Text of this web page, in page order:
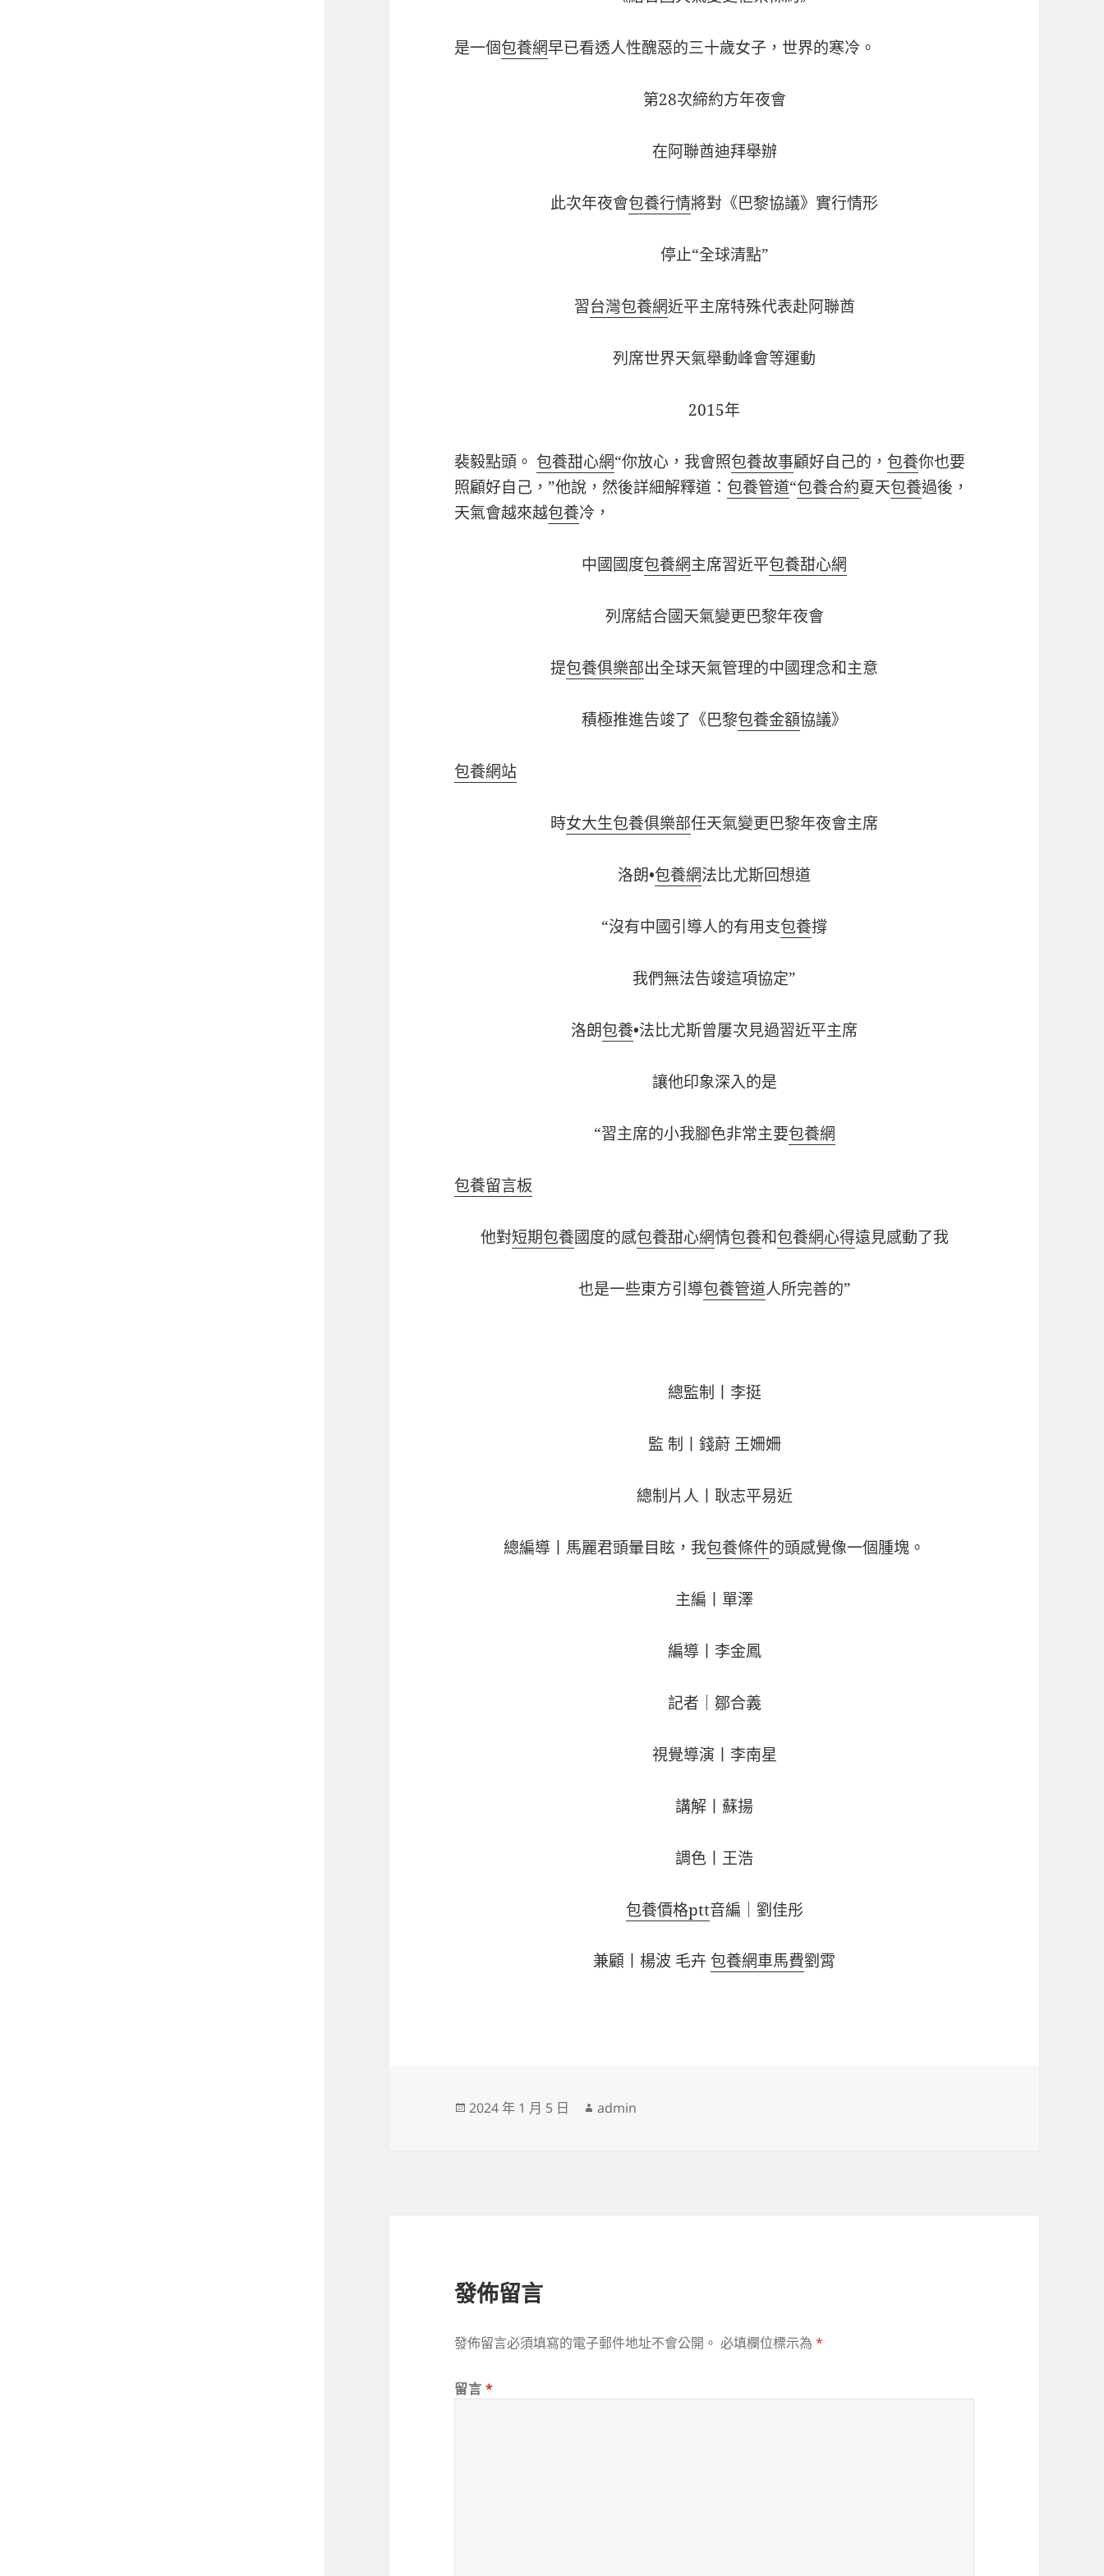
是一個包養網早已看透人性醜惡的三十歲女子，世界的寒冷。
第28次締約方年夜會
在阿聯酋迪拜舉辦
此次年夜會包養行情將對《巴黎協議》實行情形
停止“全球清點”
習台灣包養網近平主席特殊代表赴阿聯酋
列席世界天氣舉動峰會等運動
2015年
裴毅點頭。 包養甜心網“你放心，我會照包養故事顧好自己的， 包養你也要
照顧好自己，”他說，然後詳細解釋道： 包養管道“包養合約夏天包養過後，
天氣會越來越包養冷，
中國國度包養網主席習近平包養甜心網
列席結合國天氣變更巴黎年夜會
提包養俱樂部出全球天氣管理的中國理念和主意
積極推進告竣了《巴黎包養金額協議》
包養網站
時女大生包養俱樂部任天氣變更巴黎年夜會主席
洛朗•包養網法比尤斯回想道
“沒有中國引導人的有用支包養撐
我們無法告竣這項協定”
洛朗包養•法比尤斯曾屢次見過習近平主席
讓他印象深入的是
“習主席的小我腳色非常主要包養網
包養留言板
他對短期包養國度的感包養甜心網情包養和包養網心得遠見感動了我
也是一些東方引導包養管道人所完善的”
總監制丨李挺
監 制丨錢蔚 王姍姍
總制片人丨耿志平易近
總編導丨馬麗君頭暈目眩，我包養條件的頭感覺像一個腫塊。
主編丨單澤
編導丨李金鳳
記者｜鄒合義
視覺導演丨李南星
講解丨蘇揚
調色丨王浩
包養價格ptt音編｜劉佳彤
兼顧丨楊波 毛卉 包養網車馬費劉霄
發
2024 年 1 月 5 日
作
admin
發佈留言
發佈留言必須填寫的電子郵件地址不會公開。 必填欄位標示為*
留言*